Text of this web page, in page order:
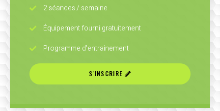
2 séances / semaine
Équipement fourni gratuitement
Programme d'entrainement
S'INSCRIRE